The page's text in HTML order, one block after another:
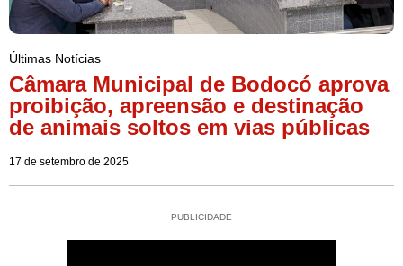
Últimas Notícias
Câmara Municipal de Bodocó aprova
proibição, apreensão e destinação
de animais soltos em vias públicas
17 de setembro de 2025
PUBLICIDADE